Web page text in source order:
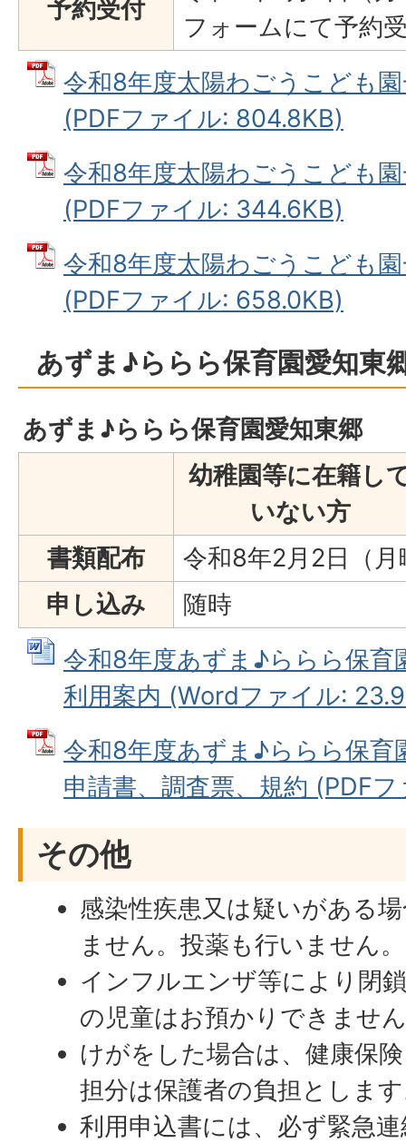
予約受付
フォームにて予約
令和8年度太陽わごうこども
(PDFファイル: 804.8KB)
令和8年度太陽わごうこども
(PDFファイル: 344.6KB)
令和8年度太陽わごうこども
(PDFファイル: 658.0KB)
あずま♪ららら保育園愛知東
あずま♪ららら保育園愛知東郷
幼稚園等に在籍し
いない方
書類配布
令和8年2月2日（月
申し込み
随時
令和8年度あずま♪ららら保育
利用案内 (Wordファイル:
令和8年度あずま♪ららら保育
申請書、調査票、規約 (PDF
その他
感染性疾患又は疑いがある
ません。投薬も行いません。
インフルエンザ等により閉
の児童はお預かりできませ
けがをした場合は、健康保
担分は保護者の負担としま
利用申込書には、必ず緊急